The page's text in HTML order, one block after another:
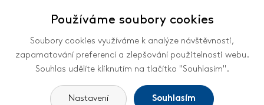
VŠECHNY KONTAKTY
Používáme soubory cookies
Soubory cookies využíváme k analýze návštěvnosti,
zapamatování preferencí a zlepšování použitelnosti webu.
Souhlas udělíte kliknutím na tlačítko "Souhlasím".
Nastavení Souhlasím